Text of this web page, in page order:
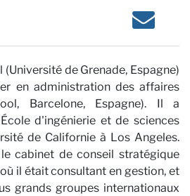
de Grenade, Espagne)
en administration des affaires
Barcelone, Espagne). Il a
d'ingénierie et de sciences
de Californie à Los Angeles.
cabinet de conseil stratégique
il était consultant en gestion, et
grands groupes internationaux